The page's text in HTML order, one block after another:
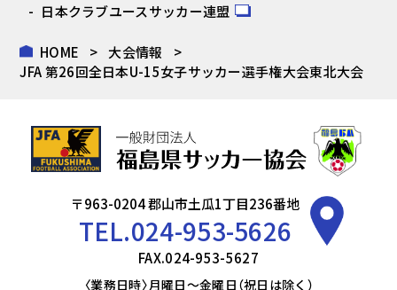
日本クラブユースサッカー連盟
HOME
大会情報
JFA 第26回全日本U-15女子サッカー選手権大会東北大会
〒963-0204 郡山市土瓜1丁目236番地
TEL.024-953-5626
FAX.024-953-5627
〈業務日時〉月曜日～金曜日（祝日は除く）